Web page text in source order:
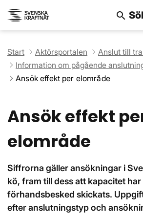
search
Start Aktörsportalen
Anslut till
Information om pågående
Ansök effekt per elområde
Ansök effekt
elområde
Siffrorna gäller ansökningar i
kö, fram till dess att kapacitet
förhandsbesked skickats.
efter anslutningstyp och